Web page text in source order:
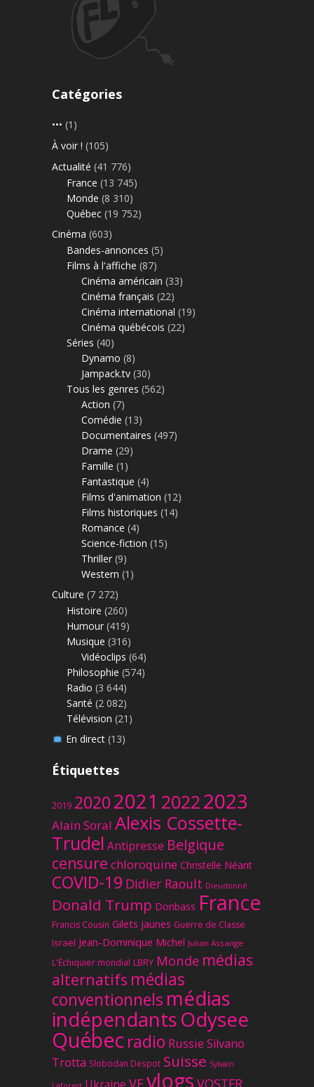
Catégories
••• (1)
À voir ! (105)
Actualité (41 776)
France (13 745)
Monde (8 310)
Québec (19 752)
Cinéma (603)
Bandes-annonces (5)
Films à l'affiche (87)
Cinéma américain (33)
Cinéma français (22)
Cinéma international (19)
Cinéma québécois (22)
Séries (40)
Dynamo (8)
Jampack.tv (30)
Tous les genres (562)
Action (7)
Comédie (13)
Documentaires (497)
Drame (29)
Famille (1)
Fantastique (4)
Films d'animation (12)
Films historiques (14)
Romance (4)
Science-fiction (15)
Thriller (9)
Western (1)
Culture (7 272)
Histoire (260)
Humour (419)
Musique (316)
Vidéoclips (64)
Philosophie (574)
Radio (3 644)
Santé (2 082)
Télévision (21)
En direct(13)
Étiquettes
2019 20202021 20222023
Alain Soral Alexis Cossette-
Trudel Antipresse Belgique
censure chloroquine Christelle Néant
COVID-19 Didier Raoult Dieudonné
Donald Trump Donbass France
Francis Cousin Gilets jaunes Guerre de Classe
Israël Jean-Dominique Michel Julian Assange
L'Échiquier mondial LBRY Monde médias
alternatifs médias
conventionnels médias
indépendantsOdysee
Québec radio Russie Silvano
Trotta Slobodan Despot Suisse Sylvain
VFvlogs VOSTFR